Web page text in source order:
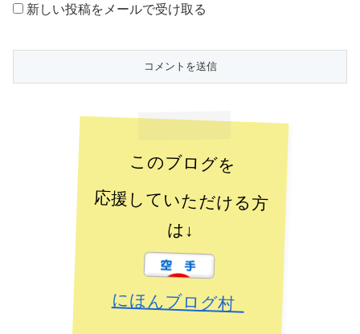
新しい投稿をメールで受け取る
このブログを
応援していただける方
は↓
にほんブログ村